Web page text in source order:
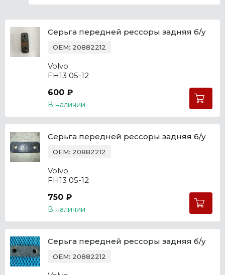
Серьга передней рессоры задняя б/у
OEM: 20882212
Volvo
FH13 05-12
600 ₽
В наличии
Серьга передней рессоры задняя б/у
OEM: 20882212
Volvo
FH13 05-12
750 ₽
В наличии
Серьга передней рессоры задняя б/у
OEM: 20882212